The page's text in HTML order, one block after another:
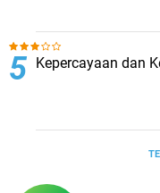
Kepercayaan dan